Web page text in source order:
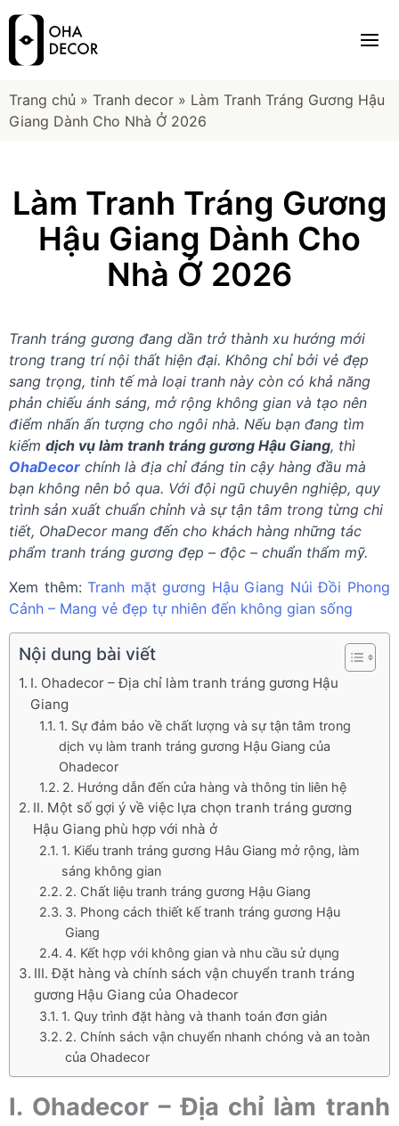
Trang chủ » Tranh decor » Làm Tranh Tráng Gương Hậu
Giang Dành Cho Nhà Ở 2026
Làm Tranh Tráng Gương
Hậu Giang Dành Cho
Nhà Ở 2026
Tranh tráng gương đang dần trở thành xu hướng mới
trong trang trí nội thất hiện đại. Không chỉ bởi vẻ đẹp
sang trọng, tinh tế mà loại tranh này còn có khả năng
phản chiếu ánh sáng, mở rộng không gian và tạo nên
điểm nhấn ấn tượng cho ngôi nhà. Nếu bạn đang tìm
kiếm dịch vụ làm tranh tráng gương Hậu Giang, thì
OhaDecor chính là địa chỉ đáng tin cậy hàng đầu mà
bạn không nên bỏ qua. Với đội ngũ chuyên nghiệp, quy
trình sản xuất chuẩn chỉnh và sự tận tâm trong từng chi
tiết, OhaDecor mang đến cho khách hàng những tác
phẩm tranh tráng gương đẹp – độc – chuẩn thẩm mỹ.
Xem thêm: Tranh mặt gương Hậu Giang Núi Đồi Phong
Cảnh – Mang vẻ đẹp tự nhiên đến không gian sống
Nội dung bài viết
I. Ohadecor – Địa chỉ làm tranh tráng gương Hậu
Giang
1. Sự đảm bảo về chất lượng và sự tận tâm trong
dịch vụ làm tranh tráng gương Hậu Giang của
Ohadecor
2. Hướng dẫn đến cửa hàng và thông tin liên hệ
II. Một số gợi ý về việc lựa chọn tranh tráng gương
Hậu Giang phù hợp với nhà ở
1. Kiểu tranh tráng gương Hâu Giang mở rộng, làm
sáng không gian
2. Chất liệu tranh tráng gương Hậu Giang
3. Phong cách thiết kế tranh tráng gương Hậu
Giang
4. Kết hợp với không gian và nhu cầu sử dụng
III. Đặt hàng và chính sách vận chuyển tranh tráng
gương Hậu Giang của Ohadecor
1. Quy trình đặt hàng và thanh toán đơn giản
2. Chính sách vận chuyển nhanh chóng và an toàn
của Ohadecor
I. Ohadecor – Địa chỉ làm tranh